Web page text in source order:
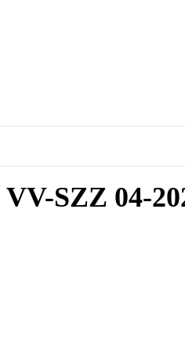
SZZ 04-